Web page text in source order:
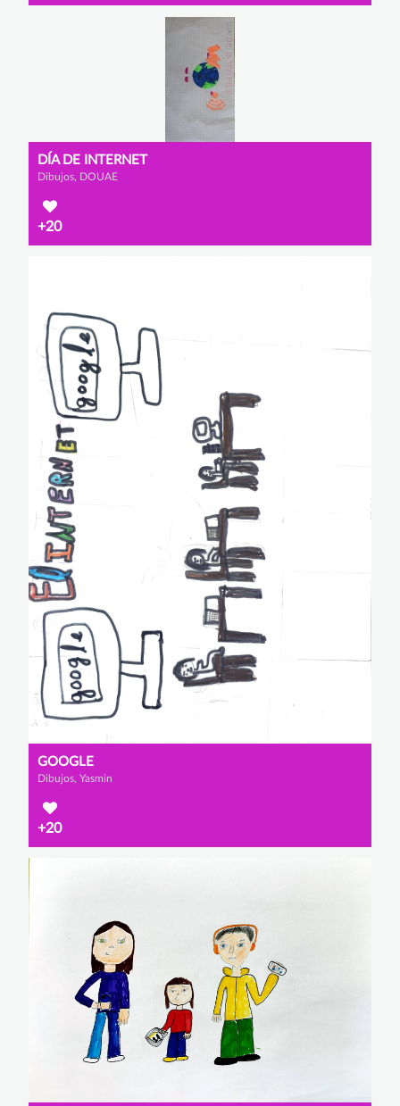
DÍA DE INTERNET
Dibujos, DOUAE
+20
GOOGLE
Dibujos, Yasmin
+20